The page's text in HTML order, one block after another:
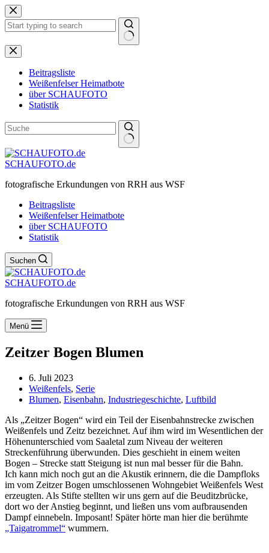
Zum
Inhalt
springen
Keine
Ergebnisse
Beitragsliste
Weißenfelser Heimatbote
über SCHAUFOTO
Statistik
SCHAUFOTO.de
fotografische Erkundungen von RRH aus WSF
Beitragsliste
Weißenfelser Heimatbote
über SCHAUFOTO
Statistik
Suchen
SCHAUFOTO.de
fotografische Erkundungen von RRH aus WSF
Menü
Zeitzer Bogen Blumen
6. Juli 2023
Weißenfels, Serie
Blumen, Eisenbahn, Industriegeschichte, Luftbild
Als „Zeitzer Bogen“ wird ein Teil der Eisenbahnstrecke zwischen
Weißenfels und Zeitz bezeichnet. Auf ihm wird im Wesentlichen der
Höhenunterschied vom Saaletal zum Niveau der weiteren
Streckenführung überwunden. Dies geschieht in einem weiten
Bogen – Strecke statt Steigung ist nun mal besser für die Bahn.
Ich kann mich noch gut an die Akustik erinnern, die die Dampfloks
im vom Zeitzer Bogen umschlossenen Wohngebiet Weißenfels West
erzeugten. Als Stifte stellten wir uns gern auf die Beuditzbrücke,
dort wo der Anstieg beginnt, und ließen uns vom aufbrausenden
Dampf einnebeln. Imposant! Später hörte man hier die berühmte
„Taigatrommel“ wummern.